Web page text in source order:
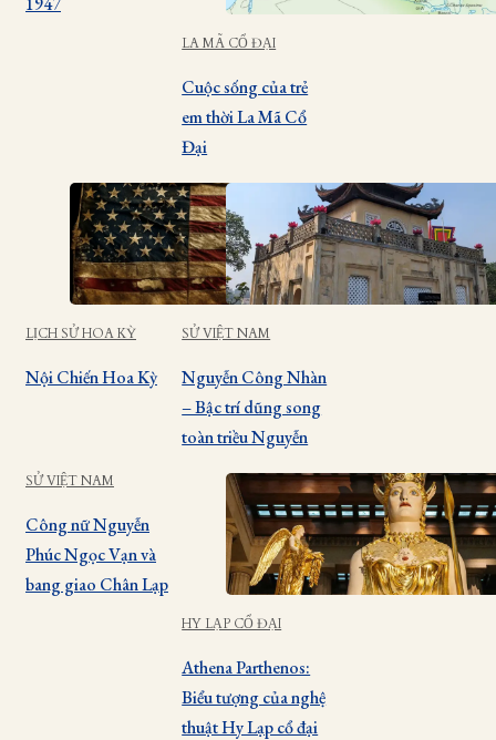
LA MÃ CỔ ĐẠI
Cuộc sống của trẻ
em thời La Mã Cổ
Đại
LỊCH SỬ HOA KỲ
Nội Chiến Hoa Kỳ
SỬ VIỆT NAM
Nguyễn Công Nhàn
– Bậc trí dũng song
toàn triều Nguyễn
SỬ VIỆT NAM
Công nữ Nguyễn
Phúc Ngọc Vạn và
bang giao Chân Lạp
HY LẠP CỔ ĐẠI
Athena Parthenos:
Biểu tượng của nghệ
thuật Hy Lạp cổ đại